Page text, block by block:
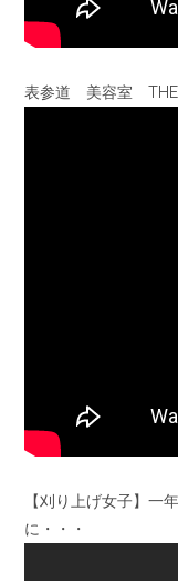
表参道 美容室
【刈り上げ女子】一
に・・・